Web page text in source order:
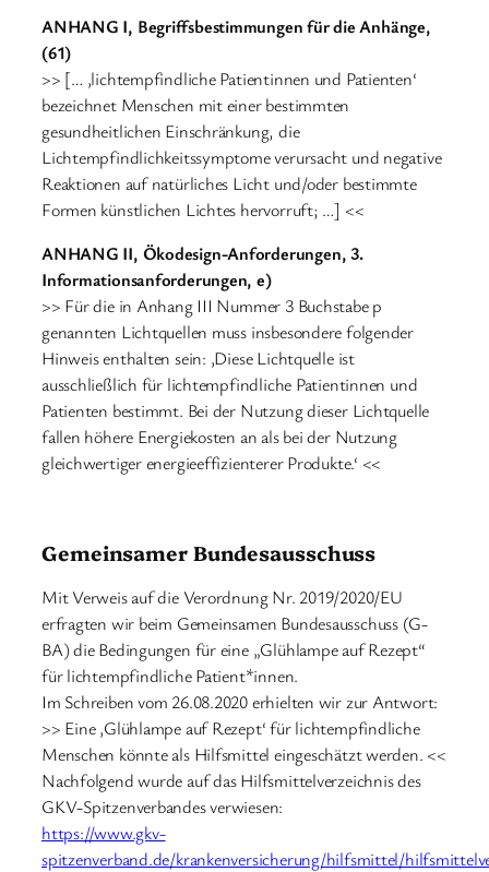
ANHANG I, Begriffsbestimmungen für die Anhänge,
(61)
>> [… ‚lichtempfindliche Patientinnen und Patienten‘
bezeichnet Menschen mit einer bestimmten
gesundheitlichen Einschränkung, die
Lichtempfindlichkeitssymptome verursacht und negative
Reaktionen auf natürliches Licht und/oder bestimmte
Formen künstlichen Lichtes hervorruft; …] <<
ANHANG II, Ökodesign-Anforderungen, 3.
Informationsanforderungen, e)
>> Für die in Anhang III Nummer 3 Buchstabe p
genannten Lichtquellen muss insbesondere folgender
Hinweis enthalten sein: ‚Diese Lichtquelle ist
ausschließlich für lichtempfindliche Patientinnen und
Patienten bestimmt. Bei der Nutzung dieser Lichtquelle
fallen höhere Energiekosten an als bei der Nutzung
gleichwertiger energieeffizienterer Produkte.‘ <<
Gemeinsamer Bundesausschuss
Mit Verweis auf die Verordnung Nr. 2019/2020/EU
erfragten wir beim Gemeinsamen Bundesausschuss (G-
BA) die Bedingungen für eine „Glühlampe auf Rezept“
für lichtempfindliche Patient*innen.
Im Schreiben vom 26.08.2020 erhielten wir zur Antwort:
>> Eine ‚Glühlampe auf Rezept‘ für lichtempfindliche
Menschen könnte als Hilfsmittel eingeschätzt werden. <<
Nachfolgend wurde auf das Hilfsmittelverzeichnis des
GKV-Spitzenverbandes verwiesen:
https://www.gkv-
spitzenverband.de/krankenversicherung/hilfsmittel/